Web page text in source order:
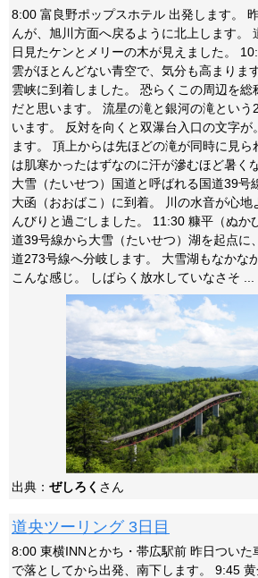
8:00 富良野ポップスホテル 出発します。
んが、旭川方面へ戻るように北上します。
日見たケンとメリーの木が見えました。
雲がほとんどない青空で、気分も高まりま
雲峡に到着しました。 恐らくこの周辺を総
だと思います。 流星の滝と銀河の滝とい
います。 反対を向くと双瀑台入口の文字が
ます。 頂上からは先ほどの滝が同時に見ら
は肌寒かったはずなのに汗が滲むほど暑く
大雪（たいせつ）国道と呼ばれる国道39号
大函（おおばこ）に到着。 川の水音が心地
んびりと過ごしました。 11:30 糠平（ぬか
道39号線から大雪（たいせつ）湖を起点に
道273号線へ分岐します。 大雪湖もなかな
こんな感じ。 しばらく放水していなさそ ...
出典： ぜしろく さん
道央ツーリング 3日目
8:00 東横INNとかち・帯広駅前 昨日ついた
で落としてから出発、南下します。 9:45